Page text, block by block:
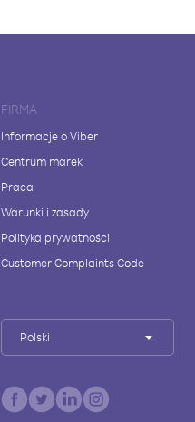
FIRMA
Informacje o Viber
Centrum marek
Praca
Warunki i zasady
Polityka prywatności
Customer Complaints Code
Polski